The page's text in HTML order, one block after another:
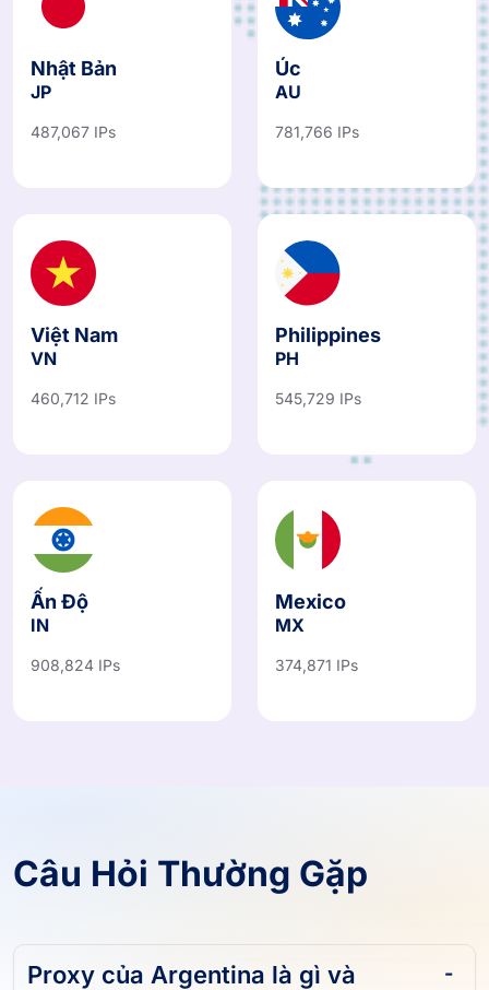
Nhật Bản
JP
487,067 IPs
Úc
AU
781,766 IPs
Việt Nam
VN
460,712 IPs
Philippines
PH
545,729 IPs
Ấn Độ
IN
908,824 IPs
Mexico
MX
374,871 IPs
Câu Hỏi Thường Gặp
Proxy của Argentina là gì và